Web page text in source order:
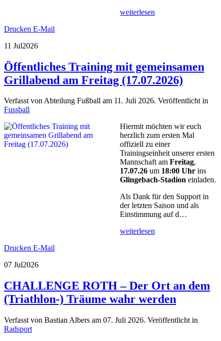
weiterlesen
Drucken E-Mail
11 Jul2026
Öffentliches Training mit gemeinsamen
Grillabend am Freitag (17.07.2026)
Verfasst von Abteilung Fußball am 11. Juli 2026. Veröffentlicht in
Fussball
Hiermit möchten wir euch
herzlich zum ersten Mal
offiziell zu einer
Trainingseinheit unserer ersten
Mannschaft am Freitag,
17.07.26 um 18:00 Uhr ins
Glingebach-Stadion einladen.
Als Dank für den Support in
der letzten Saison und als
Einstimmung auf d…
weiterlesen
Drucken E-Mail
07 Jul2026
CHALLENGE ROTH – Der Ort an dem
(Triathlon-) Träume wahr werden
Verfasst von Bastian Albers am 07. Juli 2026. Veröffentlicht in
Radsport